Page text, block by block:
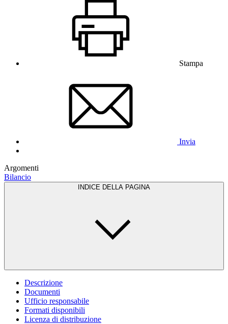
Stampa
Invia
Argomenti
Bilancio
INDICE DELLA PAGINA
Descrizione
Documenti
Ufficio responsabile
Formati disponibili
Licenza di distribuzione